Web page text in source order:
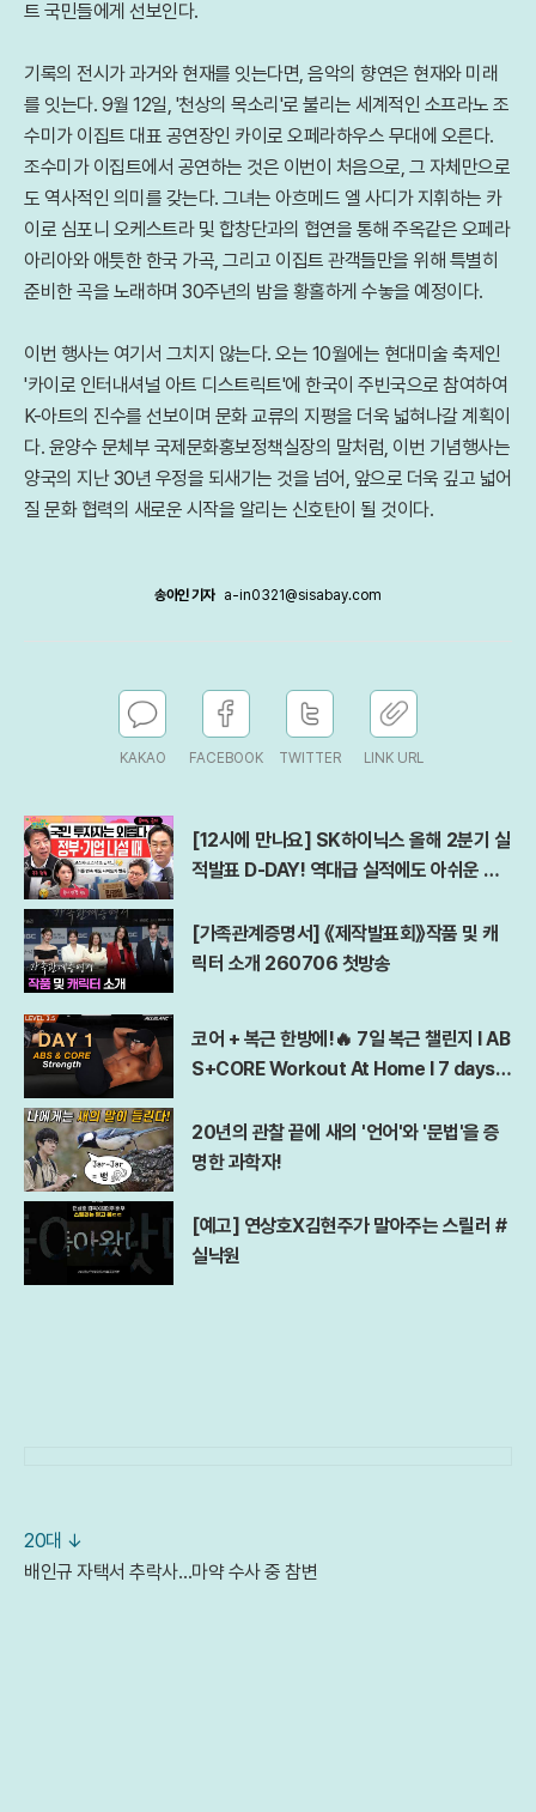
트 국민들에게 선보인다.
기록의 전시가 과거와 현재를 잇는다면, 음악의 향연은 현재와 미래
를 잇는다. 9월 12일, '천상의 목소리'로 불리는 세계적인 소프라노 조
수미가 이집트 대표 공연장인 카이로 오페라하우스 무대에 오른다.
조수미가 이집트에서 공연하는 것은 이번이 처음으로, 그 자체만으로
도 역사적인 의미를 갖는다. 그녀는 아흐메드 엘 사디가 지휘하는 카
이로 심포니 오케스트라 및 합창단과의 협연을 통해 주옥같은 오페라
아리아와 애틋한 한국 가곡, 그리고 이집트 관객들만을 위해 특별히
준비한 곡을 노래하며 30주년의 밤을 황홀하게 수놓을 예정이다.
이번 행사는 여기서 그치지 않는다. 오는 10월에는 현대미술 축제인
'카이로 인터내셔널 아트 디스트릭트'에 한국이 주빈국으로 참여하여
K-아트의 진수를 선보이며 문화 교류의 지평을 더욱 넓혀나갈 계획이
다. 윤양수 문체부 국제문화홍보정책실장의 말처럼, 이번 기념행사는
양국의 지난 30년 우정을 되새기는 것을 넘어, 앞으로 더욱 깊고 넓어
질 문화 협력의 새로운 시작을 알리는 신호탄이 될 것이다.
송아인 기자 a-in0321@sisabay.com
KAKAO FACEBOOK TWITTER LINK URL
[12시에 만나요] SK하이닉스 올해 2분기 실
적발표 D-DAY! 역대급 실적에도 아쉬운 점
년 7월 29일 수요일
[가족관계증명서] 《제작발표회》작품 및 캐
릭터 소개 260706 첫방송
코어 + 복근 한방에!🔥 7일 복근 챌린지 l AB
S+CORE Workout At Home l 7 days A
20년의 관찰 끝에 새의 '언어'와 '문법'을 증
명한 과학자!
[예고] 연상호X김현주가 말아주는 스릴러 #
실낙원
20대 ↓
배인규 자택서 추락사…마약 수사 중 참변